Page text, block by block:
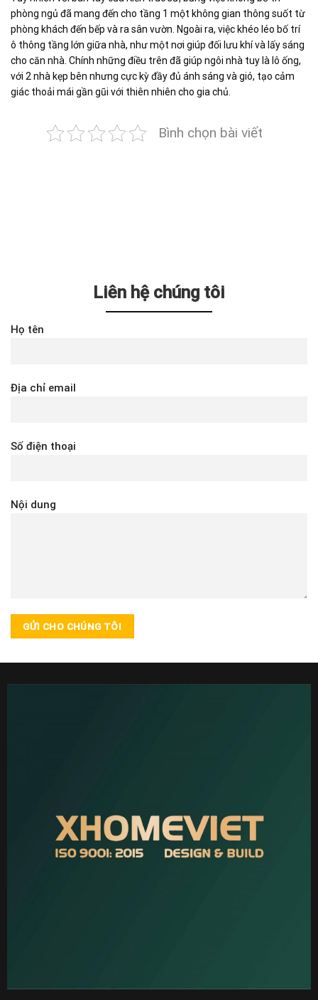
phòng ngủ đã mang đến cho tầng 1 một không gian thông suốt từ
phòng khách đến bếp và ra sân vườn. Ngoài ra, việc khéo léo bố trí
ô thông tầng lớn giữa nhà, như một nơi giúp đối lưu khí và lấy sáng
cho căn nhà. Chính những điều trên đã giúp ngôi nhà tuy là lô ống,
với 2 nhà kẹp bên nhưng cực kỳ đầy đủ ánh sáng và gió, tạo cảm
giác thoải mái gần gũi với thiên nhiên cho gia chủ.
Bình chọn bài viết
Liên hệ chúng tôi
Họ tên
Địa chỉ email
Số điện thoại
Nội dung